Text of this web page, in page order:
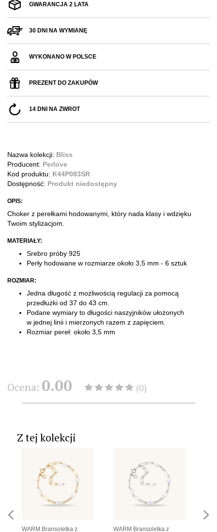
GWARANCJA 2 LATA
30 DNI NA WYMIANĘ
WYKONANO W POLSCE
PREZENT DO ZAKUPÓW
14 DNI NA ZWROT
Nazwa kolekcji: Bliss
Producent: Perlove
Kod produktu: K44P083SR
Dostępność: Produkt niedostępny
OPIS:
Choker z perełkami hodowanymi, który nada klasy i wdzięku
Twoim stylizacjom.
MATERIAŁY:
Srebro próby 925
Perły hodowane w rozmiarze około 3,5 mm - 6 sztuk
ROZMIAR:
Jedna długość z możliwością regulacji za pomocą
przedłużki od 37 do 43 cm.
Podane wymiary to długości naszyjników ułożonych
w jednej linii i mierzonych razem z zapięciem.
Rozmiar pereł: około 3,5 mm
Ocena: 0.00 (0)
Z tej kolekcji
WARM Bransoletka z
WARM Bransoletka z